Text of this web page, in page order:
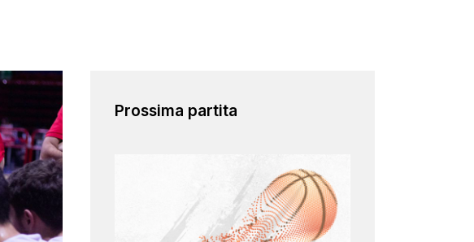
Prossima partita